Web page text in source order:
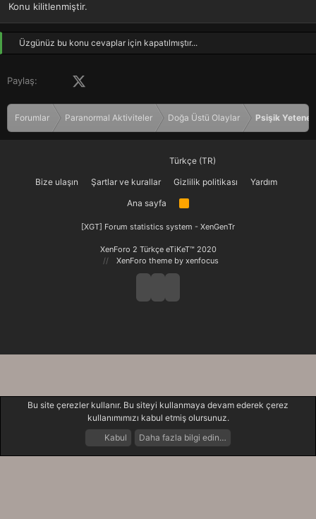
Konu kilitlenmiştir.
Üzgünüz bu konu cevaplar için kapatılmıştır...
Paylaş: Facebook
Forumlar Paranormal Aktiviteler Doğa Üstü Olaylar Psişik
Türkçe (TR)
Bize ulaşın
Şartlar ve kurallar Gizlilik politikası
Yardım
Ana sayfa
R
[XGT] Forum statistics system - XenGenTr
XenForo 2 Türkçe eTiKeT™ 2020
XenForo theme by xenfocus
Neler Yeni Giriş Yap
Bu site çerezler kullanır. Bu siteyi kullanmaya devam ederek çerez
kullanımımızı kabul etmiş olursunuz.
Kabul
Daha fazla bilgi edin…